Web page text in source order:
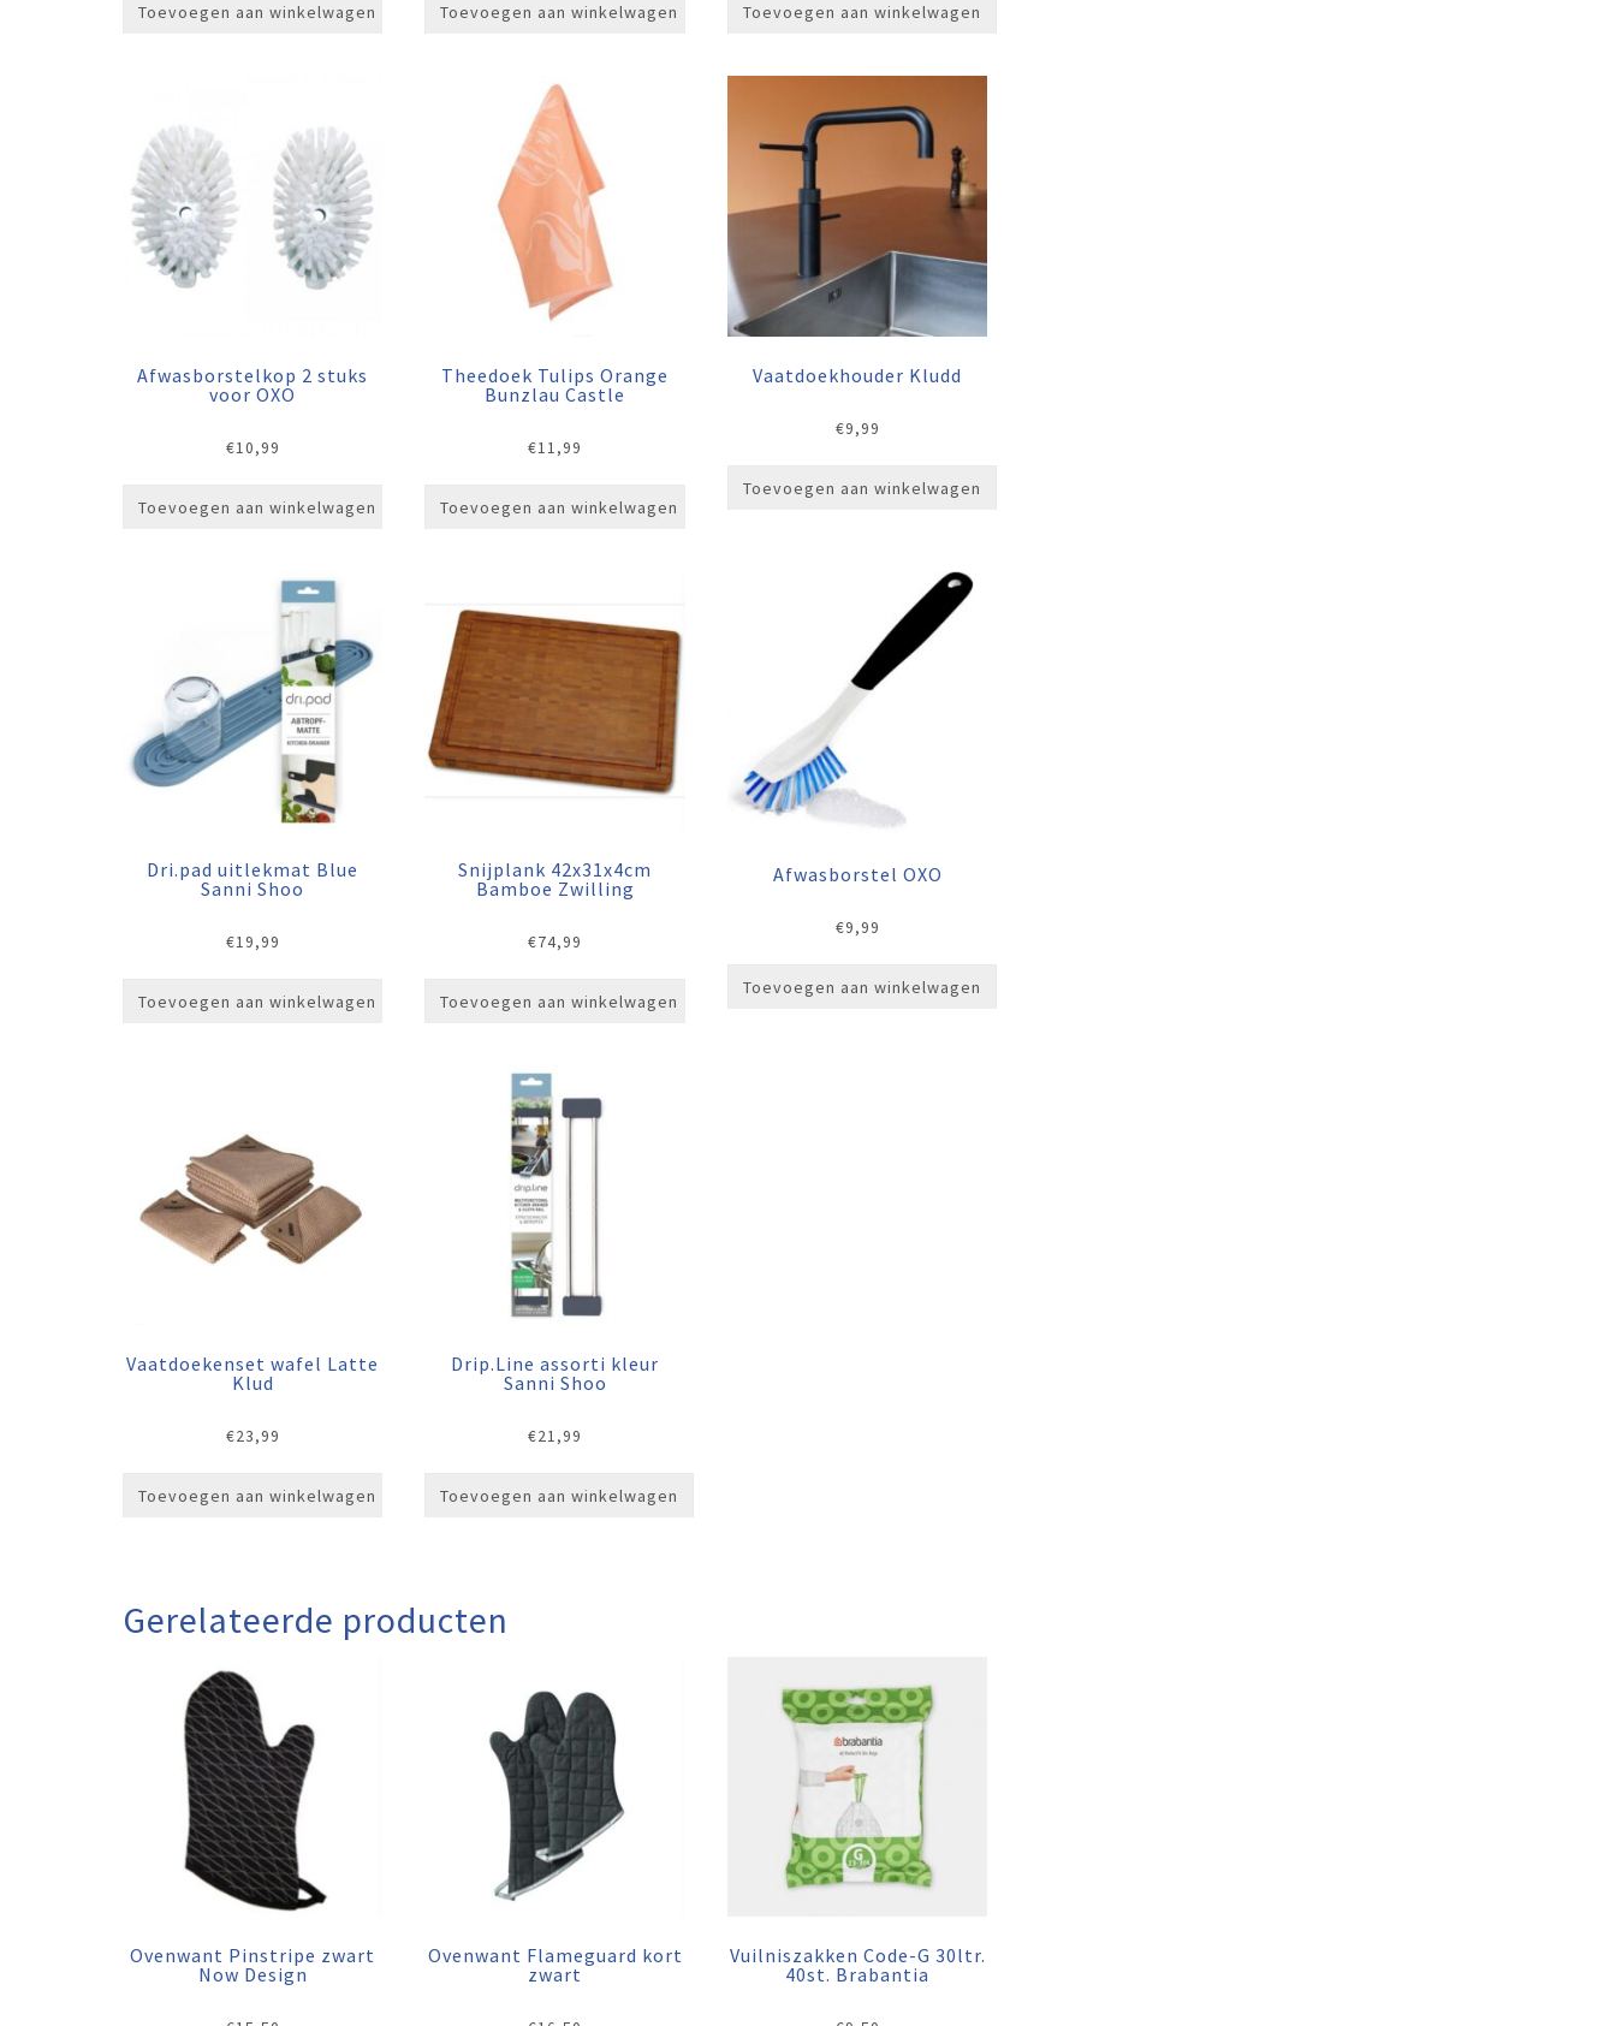
Toevoegen aan winkelwagen
€109,00.€86,99.
Toevoegen aan winkelwagen Toevoegen aan winkelwagen
Afwasborstelkop 2 stuks
voor OXO
€10,99
Toevoegen aan winkelwagen
Theedoek Tulips Orange
Bunzlau Castle
€11,99
Toevoegen aan winkelwagen
Vaatdoekhouder Kludd
€9,99
Toevoegen aan winkelwagen
Dri.pad uitlekmat Blue
Sanni Shoo
€19,99
Toevoegen aan winkelwagen
Snijplank 42x31x4cm
Bamboe Zwilling
€74,99
Toevoegen aan winkelwagen
Afwasborstel OXO
€9,99
Toevoegen aan winkelwagen
Vaatdoekenset wafel Latte
Klud
€23,99
Toevoegen aan winkelwagen
Drip.Line assorti kleur
Sanni Shoo
€21,99
Toevoegen aan winkelwagen
Gerelateerde producten
Ovenwant Pinstripe zwart
Now Design
Ovenwant Flameguard kort
zwart
Vuilniszakken Code-G 30ltr.
40st. Brabantia